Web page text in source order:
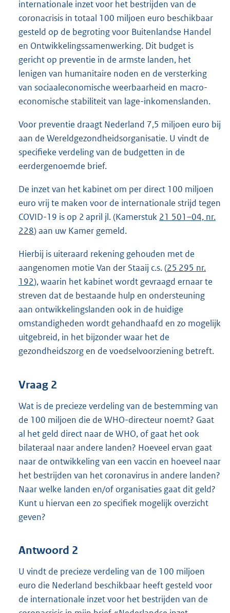
internationale inzet voor het bestrijden van de
coronacrisis in totaal 100 miljoen euro beschikbaar
gesteld op de begroting voor Buitenlandse Handel
en Ontwikkelingssamenwerking. Dit budget is
gericht op preventie in de armste landen, het
lenigen van humanitaire noden en de versterking
van sociaaleconomische weerbaarheid en macro-
economische stabiliteit van lage-inkomenslanden.
Voor preventie draagt Nederland 7,5 miljoen euro bij
aan de Wereldgezondheidsorganisatie. U vindt de
specifieke verdeling van de budgetten in de
eerdergenoemde brief.
De inzet van het kabinet om per direct 100 miljoen
euro vrij te maken voor de internationale strijd tegen
COVID-19 is op 2 april jl. (Kamerstuk 21 501–04, nr.
228) aan uw Kamer gemeld.
Hierbij is uiteraard rekening gehouden met de
aangenomen motie Van der Staaij c.s. (25 295 nr.
192), waarin het kabinet wordt gevraagd ernaar te
streven dat de bestaande hulp en ondersteuning
aan ontwikkelingslanden ook in de huidige
omstandigheden wordt gehandhaafd en zo mogelijk
uitgebreid, in het bijzonder waar het de
gezondheidszorg en de voedselvoorziening betreft.
Vraag 2
Wat is de precieze verdeling van de bestemming van
de 100 miljoen die de WHO-directeur noemt? Gaat
al het geld direct naar de WHO, of gaat het ook
bilateraal naar andere landen? Hoeveel ervan gaat
naar de ontwikkeling van een vaccin en hoeveel naar
het bestrijden van het coronavirus in andere landen?
Naar welke landen en/of organisaties gaat dit geld?
Kunt u hiervan een zo specifiek mogelijk overzicht
geven?
Antwoord 2
U vindt de precieze verdeling van de 100 miljoen
euro die Nederland beschikbaar heeft gesteld voor
de internationale inzet voor het bestrijden van de